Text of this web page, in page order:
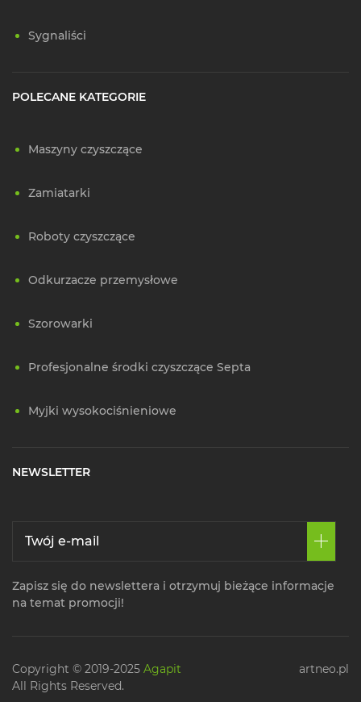
Sygnaliści
POLECANE KATEGORIE
Maszyny czyszczące
Zamiatarki
Roboty czyszczące
Odkurzacze przemysłowe
Szorowarki
Profesjonalne środki czyszczące Septa
Myjki wysokociśnieniowe
NEWSLETTER
Zapisz się do newslettera i otrzymuj bieżące informacje
na temat promocji!
Copyright © 2019-2025 Agapit
All Rights Reserved.
artneo.pl